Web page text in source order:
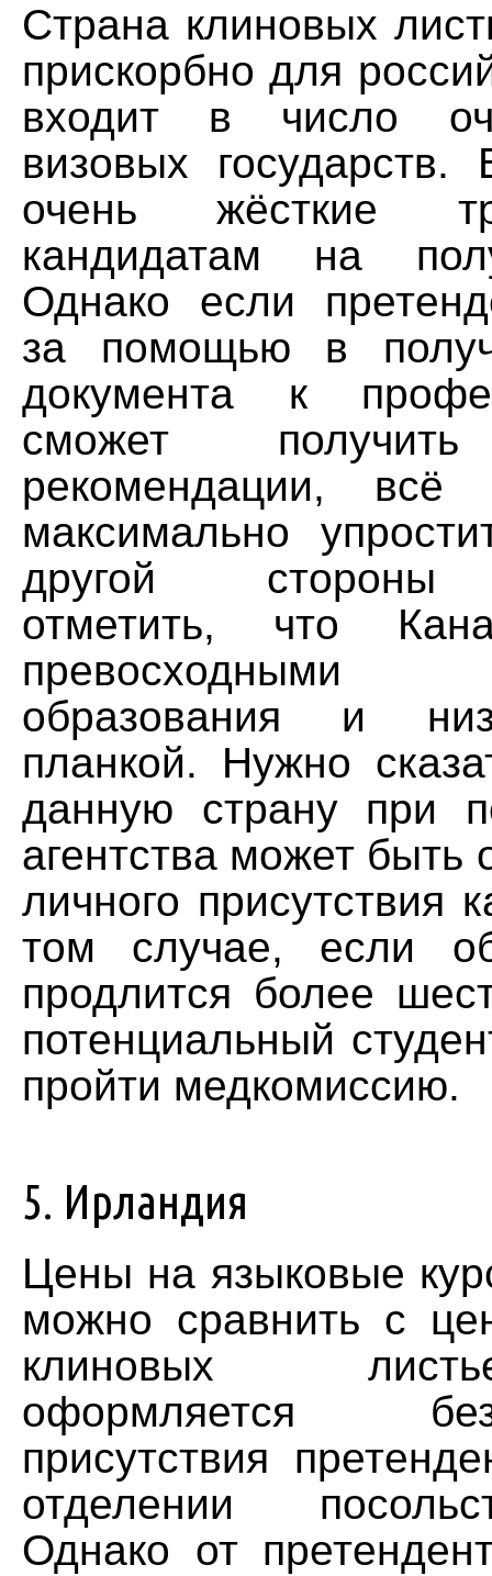
Страна клиновых
прискорбно для
входит в число
визовых
очень жёсткие
кандидатам на
Однако если
за помощью в
документа к
сможет
рекомендации, всё
максимально
другой стороны
отметить, что
превосходными
образования и
планкой. Нужно
данную страну при
агентства может
личного присутствия
том случае, если
продлится более
потенциальный
пройти медкомиссию.
5. Ирландия
Цены на языковые
можно сравнить с
клиновых
оформляется
присутствия
отделении
Однако от